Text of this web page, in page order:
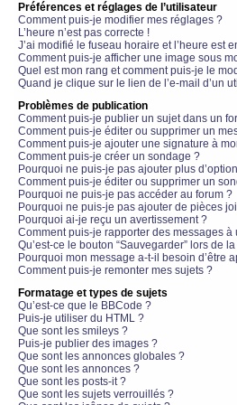
Préférences et réglages de l’utilisateur
Comment puis-je modifier mes réglages ?
L’heure n’est pas correcte !
J’ai modifié le fuseau horaire et l’heure est
Comment puis-je afficher une image sous
Quel est mon rang et comment puis-je le
Quand je clique sur le lien de l’e-mail d’un
Problèmes de publication
Comment puis-je publier un sujet dans un
Comment puis-je éditer ou supprimer un
Comment puis-je ajouter une signature à
Comment puis-je créer un sondage ?
Pourquoi ne puis-je pas ajouter plus
Comment puis-je éditer ou supprimer un
Pourquoi ne puis-je pas accéder au forum ?
Pourquoi ne puis-je pas ajouter de pièces
Pourquoi ai-je reçu un avertissement ?
Comment puis-je rapporter des messages à
Qu’est-ce le bouton “Sauvegarder” lors de
Pourquoi mon message a-t-il besoin d’être
Comment puis-je remonter mes sujets ?
Formatage et types de sujets
Qu’est-ce que le BBCode ?
Puis-je utiliser du HTML ?
Que sont les smileys ?
Puis-je publier des images ?
Que sont les annonces globales ?
Que sont les annonces ?
Que sont les posts-it ?
Que sont les sujets verrouillés ?